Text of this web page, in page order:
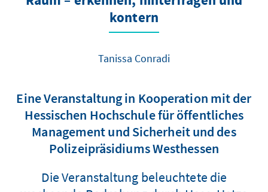
kontern
Tanissa Conradi
Eine Veranstaltung in Kooperation mit der
Hessischen Hochschule für öffentliches
Management und Sicherheit und des
Polizeipräsidiums Westhessen
Die Veranstaltung beleuchtete die